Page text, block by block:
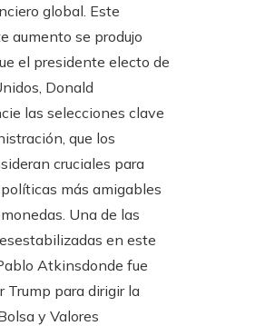
global. Este
aumento se produjo
el presidente electo de
Donald
las selecciones clave
que los
cruciales para
más amigables
Una de las
en este
Atkinsdonde fue
Trump para dirigir la
y Valores